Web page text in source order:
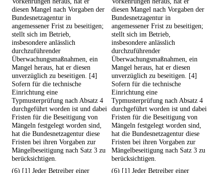
diesen Mangel nach Vorgaben der
Bundesnetzagentur in
angemessener Frist zu beseitigen;
stellt sich im Betrieb,
insbesondere anlässlich
durchzuführender
Überwachungsmaßnahmen, ein
Mangel heraus, hat er diesen
unverzüglich zu beseitigen. [4]
Sofern für die technische
Einrichtung eine
Typmusterprüfung nach Absatz 4
durchgeführt worden ist und dabei
Fristen für die Beseitigung von
Mängeln festgelegt worden sind,
hat die Bundesnetzagentur diese
Fristen bei ihren Vorgaben zur
Mängelbeseitigung nach Satz 3 zu
berücksichtigen.
diesen Mangel nach Vorgaben der
Bundesnetzagentur in
angemessener Frist zu beseitigen;
stellt sich im Betrieb,
insbesondere anlässlich
durchzuführender
Überwachungsmaßnahmen, ein
Mangel heraus, hat er diesen
unverzüglich zu beseitigen. [4]
Sofern für die technische
Einrichtung eine
Typmusterprüfung nach Absatz 4
durchgeführt worden ist und dabei
Fristen für die Beseitigung von
Mängeln festgelegt worden sind,
hat die Bundesnetzagentur diese
Fristen bei ihren Vorgaben zur
Mängelbeseitigung nach Satz 3 zu
berücksichtigen.
(6) [1] Jeder Betreiber einer
(6) [1] Jeder Betreiber einer